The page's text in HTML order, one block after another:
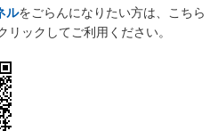
ルをごらんになりたい方は、こちら
ックしてご利用ください。